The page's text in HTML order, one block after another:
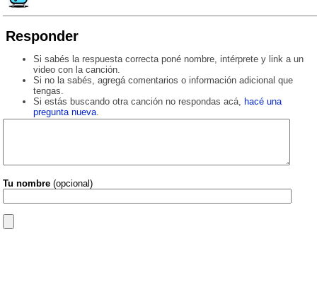
Responder
Si sabés la respuesta correcta poné nombre, intérprete y link a un
video con la canción.
Si no la sabés, agregá comentarios o información adicional que
tengas.
Si estás buscando otra canción no respondas acá,
hacé una
pregunta nueva.
Tu nombre (opcional)